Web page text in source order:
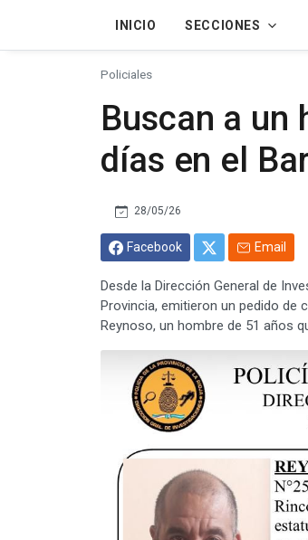
INICIO SECCIONES
Policiales
Buscan a un
días en el
28/05/26
Facebook Email
Desde la Dirección General de
Provincia, emitieron un pedido de
Reynoso, un hombre de 51 años